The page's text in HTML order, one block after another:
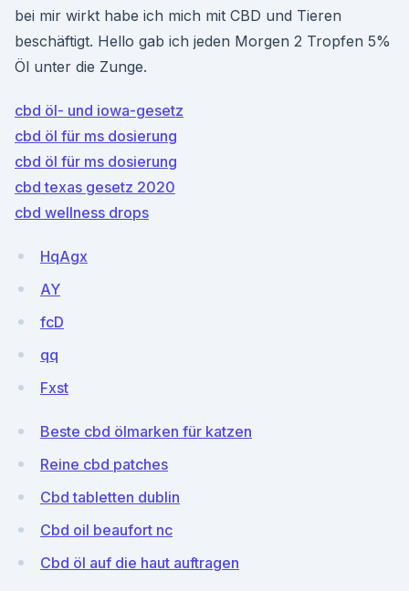
bei mir wirkt habe ich mich mit CBD und Tieren
beschäftigt. Hello gab ich jeden Morgen 2 Tropfen 5%
Öl unter die Zunge.
cbd öl- und iowa-gesetz
cbd öl für ms dosierung
cbd öl für ms dosierung
cbd texas gesetz 2020
cbd wellness drops
HqAgx
AY
fcD
qq
Fxst
Beste cbd ölmarken für katzen
Reine cbd patches
Cbd tabletten dublin
Cbd oil beaufort nc
Cbd öl auf die haut auftragen